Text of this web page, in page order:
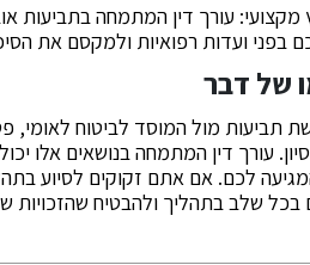
מקצועי: עורך דין המתמחה בתביעות
בפני ועדות רפואיות ולמקסם את
של דבר
תביעות מול המוסד לביטוח לאומי,
עורך דין המתמחה בנושאים
בכל שלב בתהליך ולהבטיח שהזכויות